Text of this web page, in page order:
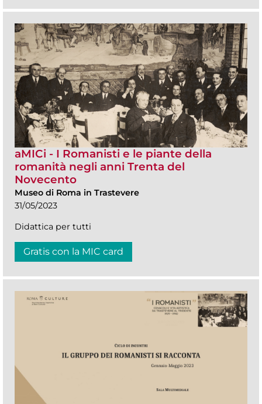
aMICi - I Romanisti e le piante della
romanità negli anni Trenta del
Novecento
Museo di Roma in Trastevere
31/05/2023
Didattica per tutti
Gratis con la MIC card